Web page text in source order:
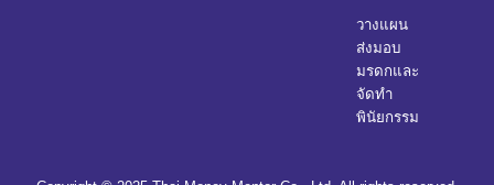
วางแผน
ส่งมอบ
มรดกและ
จัดทำ
พินัยกรรม